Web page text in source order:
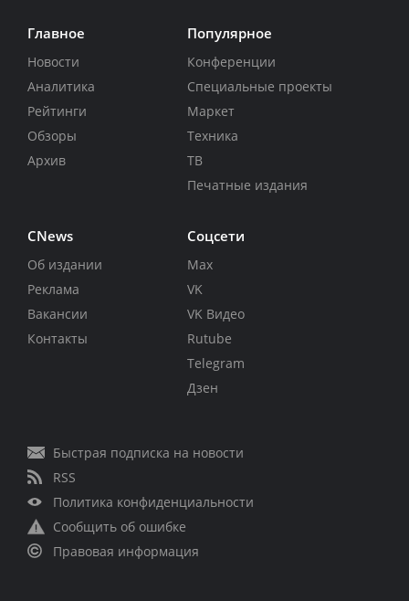
Главное
Новости
Аналитика
Рейтинги
Обзоры
Архив
Популярное
Конференции
Специальные проекты
Маркет
Техника
ТВ
Печатные издания
CNews
Об издании
Реклама
Вакансии
Контакты
Соцсети
Max
VK
VK Видео
Rutube
Telegram
Дзен
Быстрая подписка на новости
RSS
Политика конфиденциальности
Сообщить об ошибке
Правовая информация